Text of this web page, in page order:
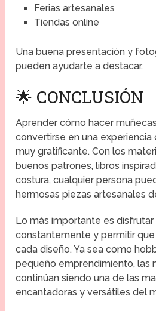
Ferias artesanales
Tiendas online
Una buena presentación y
pueden ayudarte a destacar.
🌟 CONCLUSIÓN
Aprender cómo hacer
convertirse en una experiencia
muy gratificante. Con los
buenos patrones, libros
costura, cualquier persona
hermosas piezas artesanales
Lo más importante es
constantemente y permitir que
cada diseño. Ya sea como
pequeño emprendimiento, las
continúan siendo una de las
encantadoras y versátiles del